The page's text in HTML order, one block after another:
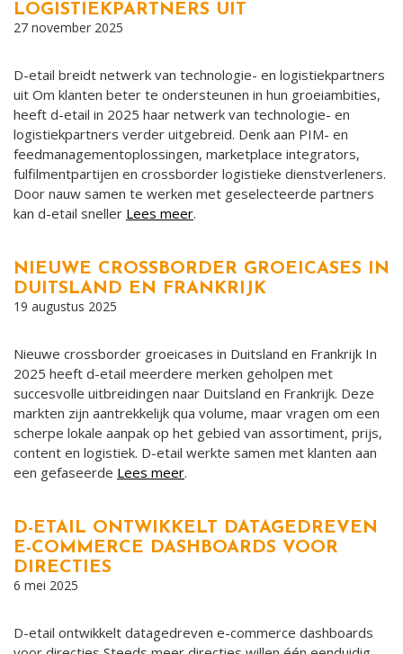
LOGISTIEKPARTNERS UIT
27 november 2025
D-etail breidt netwerk van technologie- en logistiekpartners
uit Om klanten beter te ondersteunen in hun groeiambities,
heeft d-etail in 2025 haar netwerk van technologie- en
logistiekpartners verder uitgebreid. Denk aan PIM- en
feedmanagementoplossingen, marketplace integrators,
fulfilmentpartijen en crossborder logistieke dienstverleners.
Door nauw samen te werken met geselecteerde partners
kan d-etail sneller Lees meer.
NIEUWE CROSSBORDER GROEICASES IN
DUITSLAND EN FRANKRIJK
19 augustus 2025
Nieuwe crossborder groeicases in Duitsland en Frankrijk In
2025 heeft d-etail meerdere merken geholpen met
succesvolle uitbreidingen naar Duitsland en Frankrijk. Deze
markten zijn aantrekkelijk qua volume, maar vragen om een
scherpe lokale aanpak op het gebied van assortiment, prijs,
content en logistiek. D-etail werkte samen met klanten aan
een gefaseerde Lees meer.
D-ETAIL ONTWIKKELT DATAGEDREVEN
E-COMMERCE DASHBOARDS VOOR
DIRECTIES
6 mei 2025
D-etail ontwikkelt datagedreven e-commerce dashboards